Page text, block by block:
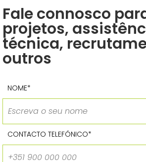
Fale connosco
projetos,
técnica,
outros
NOME*
CONTACTO TELEFÓNICO*